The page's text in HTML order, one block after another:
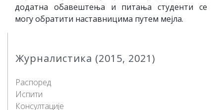
Журналистика (2015, 2021)
Распоред
Испити
Консултације
додатна обавештења и питања студенти се
могу обратити наставницима путем мејла.